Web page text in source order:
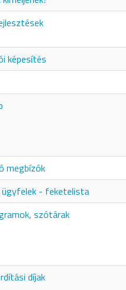
képesítés
megbízók
- feketelista
szótárak
díjak